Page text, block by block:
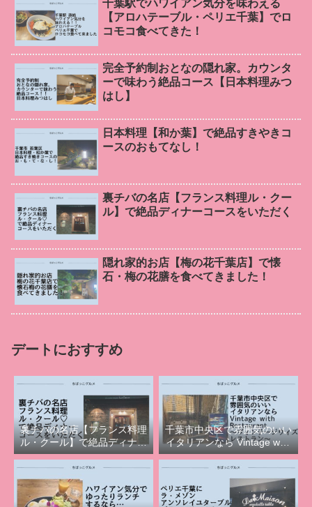
千葉駅でハワイアン気分を味わえる
【アロハテーブル・ペリエ千葉】でロ
コモコ食べてきた！
完全予約制おとなの隠れ家。カウンタ
ーで味わう絶品コース【日本料理みつ
はし】
日本料理【和か葉】で絶品すきやきコ
ースのおもてなし！
裏チバの名店【フランス料理ル・クー
ル】で絶品ディナーコースをいただく
隠れ家的お店【梅の花千葉店】で懐
石・梅の花膳を食べてきました！
デートにおすすめ
裏チバの名店【フランス料理
ル・クール】で絶品ディナー
コースをいただく
千葉市中央区で雰囲気のいい
イタリアンなら Vintage with
Restaurant（ヴィンテージウ
ィズレストラン）！